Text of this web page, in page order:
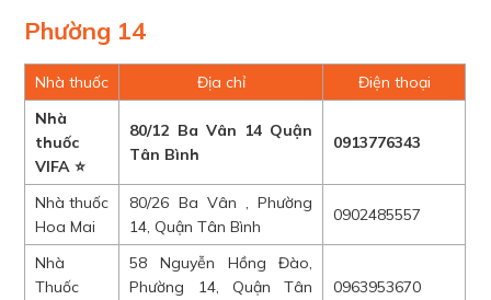
Phường 14
Nhà thuốc Địa chỉ
Điện thoại
Nhà
thuốc
VIFA ⭐
80/12 Ba Vân 14 Quận
Tân Bình
0913776343
Nhà thuốc
Hoa Mai
80/26 Ba Vân , Phường
14, Quận Tân Bình
0902485557
Nhà
Thuốc
58 Nguyễn Hồng Đào,
Phường 14, Quận Tân
0963953670